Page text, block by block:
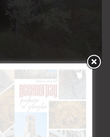
ПРИРОДА ТУРИЗЪМ